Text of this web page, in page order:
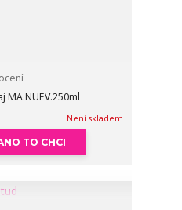
MA.NUEV.250ml
Není skladem
TO CHCI